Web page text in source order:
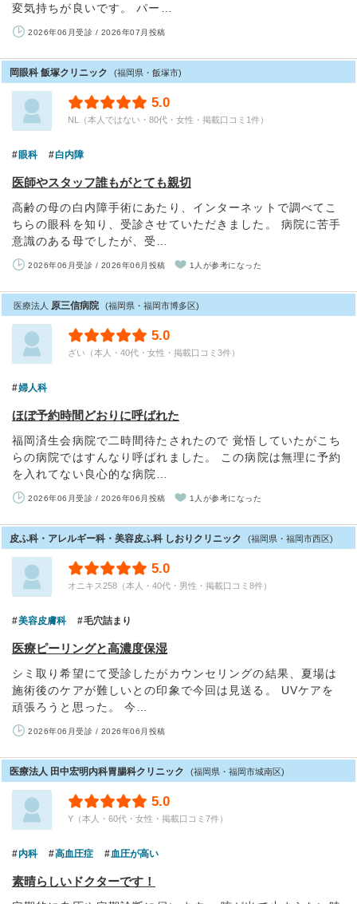
変気持ちが良いです。 パー…
2026年06月受診 / 2026年07月投稿
岡眼科 飯塚クリニック (福岡県・飯塚市)
5.0
NL（本人ではない・80代・女性・掲載口コミ1件）
眼科 白内障
医師やスタッフ誰もがとても親切
高齢の母の白内障手術にあたり、インターネットで調べてこ
ちらの眼科を知り、受診させていただきました。 病院に苦手
意識のある母でしたが、受…
2026年06月受診 / 2026年06月投稿 1人が参考になった
医療法人 原三信病院 (福岡県・福岡市博多区)
5.0
ざい（本人・40代・女性・掲載口コミ3件）
婦人科
ほぼ予約時間どおりに呼ばれた
福岡済生会病院で二時間待たされたので 覚悟していたがこち
らの病院ではすんなり呼ばれました。 この病院は無理に予約
を入れてない良心的な病院…
2026年06月受診 / 2026年06月投稿 1人が参考になった
皮ふ科・アレルギー科・美容皮ふ科 しおりクリニック (福岡県・福岡市西区)
5.0
オニキス258（本人・40代・男性・掲載口コミ8件）
美容皮膚科 毛穴詰まり
医療ピーリングと高濃度保湿
シミ取り希望にて受診したがカウンセリングの結果、夏場は
施術後のケアが難しいとの印象で今回は見送る。 UVケアを
頑張ろうと思った。 今…
2026年06月受診 / 2026年06月投稿
医療法人 田中宏明内科胃腸科クリニック (福岡県・福岡市城南区)
5.0
Y（本人・60代・女性・掲載口コミ7件）
内科 高血圧症 血圧が高い
素晴らしいドクターです！